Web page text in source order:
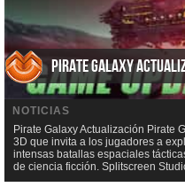
Pirate Galaxy
NOTICIAS
Pirate Galaxy Actualización Pirate
3D que invita a los jugadores a
intensas batallas espaciales
de ciencia ficción. Splitscreen